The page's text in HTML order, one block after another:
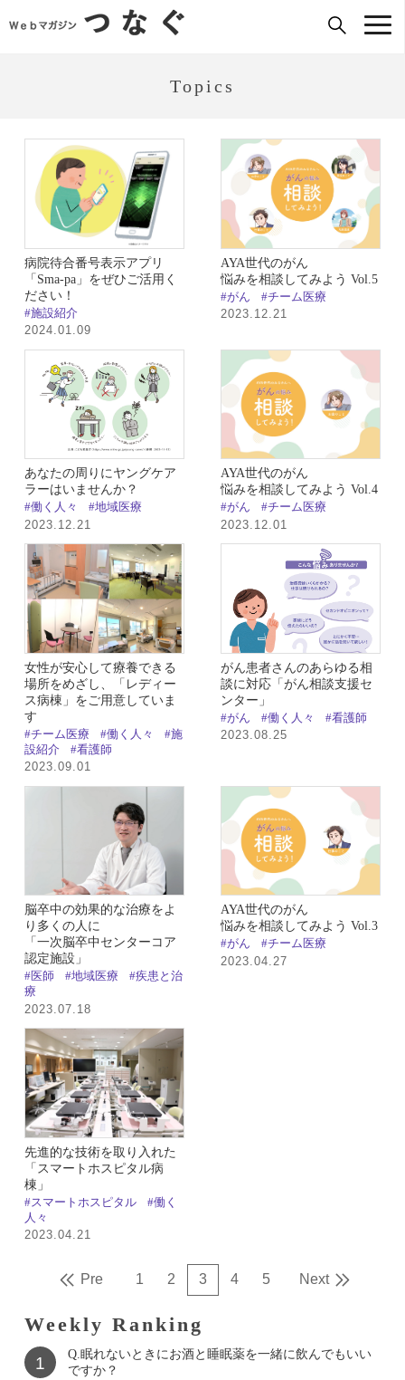
Topics
病院待合番号表示アプリ
「Sma-pa」をぜひご活用く
ださい！
#施設紹介
2024.01.09
AYA世代のがん
悩みを相談してみよう Vol.5
#がん #チーム医療
2023.12.21
あなたの周りにヤングケア
ラーはいませんか？
#働く人々 #地域医療
2023.12.21
AYA世代のがん
悩みを相談してみよう Vol.4
#がん #チーム医療
2023.12.01
女性が安心して療養できる
場所をめざし、「レディー
ス病棟」をご用意していま
す
#チーム医療 #働く人々
#施
設紹介
#看護師
2023.09.01
がん患者さんのあらゆる相
談に対応「がん相談支援セ
ンター」
#がん #働く人々 #看護師
2023.08.25
脳卒中の効果的な治療をよ
り多くの人に
「一次脳卒中センターコア
認定施設」
#医師 #地域医療
#疾患と治
療
2023.07.18
AYA世代のがん
悩みを相談してみよう Vol.3
#がん #チーム医療
2023.04.27
先進的な技術を取り入れた
「スマートホスピタル病
棟」
#スマートホスピタル
#働く
人々
2023.04.21
Pre 1 2 3 4 5 Next
Weekly Ranking
1
Q.眠れないときにお酒と睡眠薬を一緒に飲んでもいい
ですか？